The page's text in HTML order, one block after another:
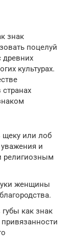
знак
поцелуй
древних
культурах.
щеку или лоб
уважения и
религиозным
женщины
как знак